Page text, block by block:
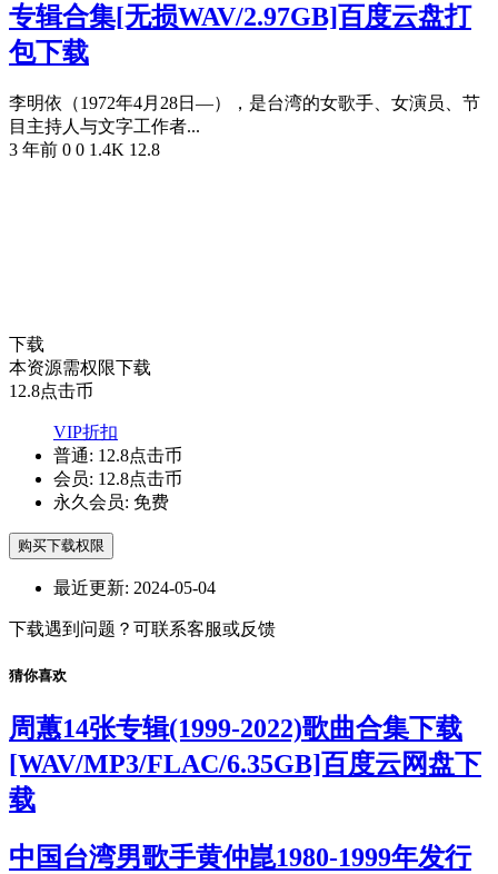
专辑合集[无损WAV/2.97GB]百度云盘打
包下载
李明依（1972年4月28日—），是台湾的女歌手、女演员、节
目主持人与文字工作者...
3 年前 0 0 1.4K 12.8
下载
本资源需权限下载
12.8点击币
VIP折扣
普通: 12.8点击币
会员: 12.8点击币
永久会员: 免费
购买下载权限
最近更新: 2024-05-04
下载遇到问题？可联系客服或反馈
猜你喜欢
周蕙14张专辑(1999-2022)歌曲合集下载
[WAV/MP3/FLAC/6.35GB]百度云网盘下
载
中国台湾男歌手黄仲崑1980-1999年发行